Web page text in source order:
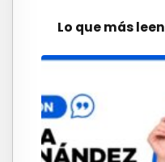
Lo que más leen